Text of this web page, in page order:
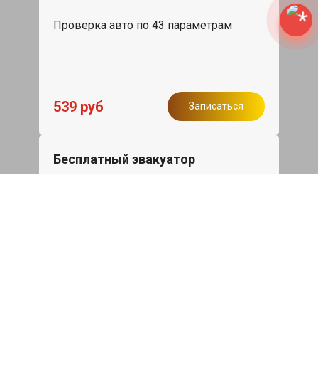
Проверка авто по 43 параметрам
539 руб Записаться
Бесплатный эвакуатор